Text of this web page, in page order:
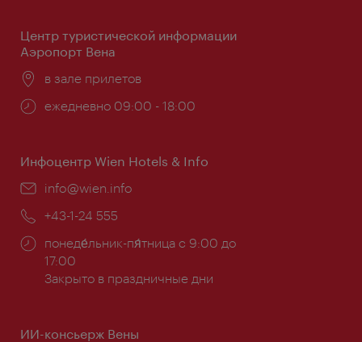
Центр туристической информации
Аэропорт Вена
Расположение:
в зале прилетов
Часы
ежедневно 09:00 - 18:00
Инфоцентр Wien Hotels & Info
Эл.
info@wien.info
Телефон:
+43-1-24 555
Часы
работы:
понеде́льник-пя́тница с 9:00 до
17:00
Закрыто в праздничные дни
ИИ-консьерж Вены